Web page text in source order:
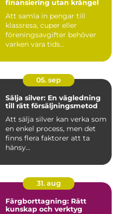
finansiering utan krångel
Att samla in pengar till
klassresa, cuper eller
föreningsavgifter behöver
varken vara tids...
05. sep
Sälja silver: En vägledning
till rätt försäljningsmetod
Att sälja silver kan verka som
en enkel process, men det
finns flera faktorer att ta
hänsy...
31. aug
Färgborttagning: Rätt
kunskap och verktyg